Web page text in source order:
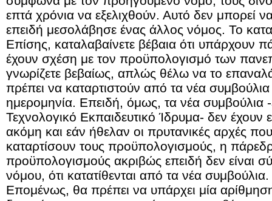
επτά χρόνια να εξελιχθούν. Αυτό δεν μπορεί
επειδή μεσολάβησε ένας άλλος νόμος. Το
Επίσης, καταλαβαίνετε βέβαια ότι
έχουν σχέση με τον προϋπολογισμό των
γνωρίζετε βεβαίως, απλώς θέλω να το
πρέπει να καταρτιστούν από τα νέα συμβούλια
ημερομηνία. Επειδή, όμως, τα νέα συμβούλια
Τεχνολογικό Εκπαιδευτικό Ίδρυμα- δεν έχουν
ακόμη και εάν ήθελαν οι πρυτανικές αρχές
καταρτίσουν τους προϋπολογισμούς, η
προϋπολογισμούς ακριβώς επειδή δεν είναι
νόμου, ότι κατατίθενται από τα νέα συμβούλια.
Επομένως, θα πρέπει να υπάρχει μία